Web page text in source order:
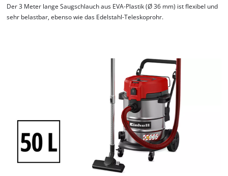
Der 3 Meter lange Saugschlauch aus EVA-Plastik (Ø 36 mm) ist flexibel und
sehr belastbar, ebenso wie das Edelstahl-Teleskoprohr.